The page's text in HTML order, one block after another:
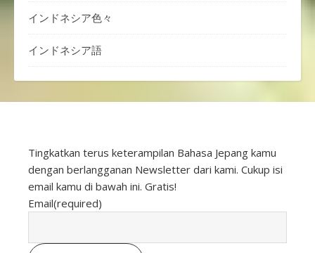
インドネシア色々
インドネシア語
Tingkatkan terus keterampilan Bahasa Jepang kamu
dengan berlangganan Newsletter dari kami. Cukup isi
email kamu di bawah ini. Gratis!
Email(required)